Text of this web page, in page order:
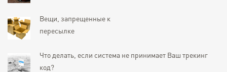
Вещи, запрещенные к
пересылке
Что делать, если система не принимает Ваш трекинг
код?